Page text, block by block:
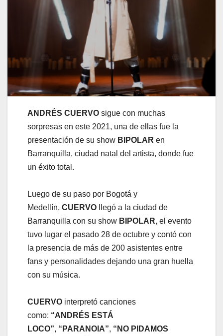
ANDRÉS CUERVO sigue con muchas
sorpresas en este 2021, una de ellas fue la
presentación de su show BIPOLAR en
Barranquilla, ciudad natal del artista, donde fue
un éxito total.
Luego de su paso por Bogotá y
Medellín, CUERVO llegó a la ciudad de
Barranquilla con su show BIPOLAR, el evento
tuvo lugar el pasado 28 de octubre y contó con
la presencia de más de 200 asistentes entre
fans y personalidades dejando una gran huella
con su música.
CUERVO interpretó canciones
como: “ANDRÉS ESTÁ
LOCO”, “PARANOIA”, “NO PIDAMOS